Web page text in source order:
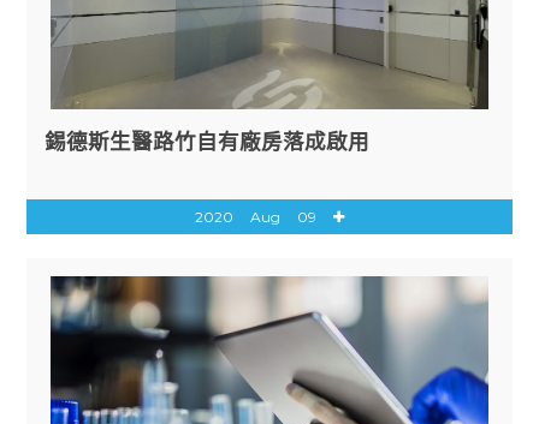
錫德斯生醫路竹自有廠房落成啟用
2020 Aug 09